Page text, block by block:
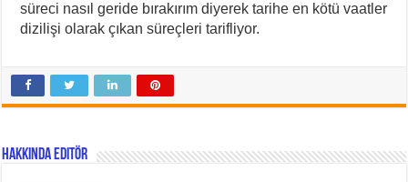
süreci nasıl geride bırakırım diyerek tarihe en kötü vaatler
dizilişi olarak çıkan süreçleri tarifliyor.
Hakkında Editör